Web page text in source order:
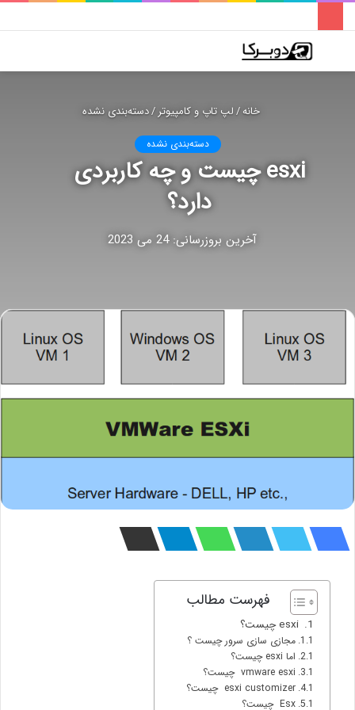
پوسته
فهرست
خانه/لپ تاپ و کامپیوتر/دسته‌بندی نشده
دسته‌بندی نشده
esxi چیست و چه کاربردی
دارد؟
آخرین بروزرسانی: 24 می 2023
فهرست مطالب
esxi چیست؟
مجازی سازی سرور چیست ؟
اما esxi چیست؟
vmware esxi چیست؟
esxi customizer چیست؟
Esx چیست؟